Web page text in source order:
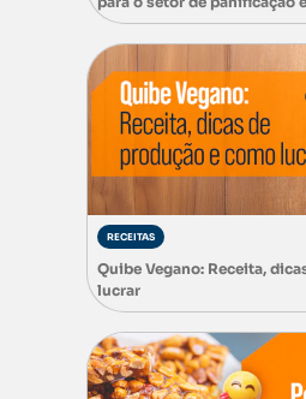
RECEITAS
Quibe Vegano: Receita,
lucrar